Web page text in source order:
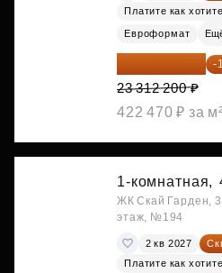
Платите как хотите
Евроформат
19 349 126 ₽ -
23 312 200 ₽
422 470 ₽ за м²
1-комнатная,
ЖК Скай Гарден, 3
этаж, №194
2 кв 2027
Платите как хотите